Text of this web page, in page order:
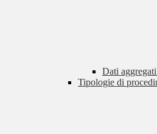
Dati
Tipologie di